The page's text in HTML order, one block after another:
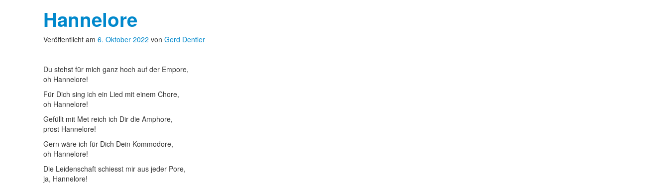
Hannelore
Veröffentlicht am 6. Oktober 2022 von Gerd Dentler
Du stehst für mich ganz hoch auf der Empore,
oh Hannelore!
Für Dich sing ich ein Lied mit einem Chore,
oh Hannelore!
Gefüllt mit Met reich ich Dir die Amphore,
prost Hannelore!
Gern wäre ich für Dich Dein Kommodore,
oh Hannelore!
Die Leidenschaft schiesst mir aus jeder Pore,
ja, Hannelore!